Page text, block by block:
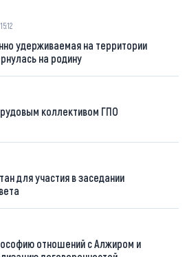
удерживаемая на территории
на родину
коллективом ГПО
для участия в заседании
отношений с Алжиром и